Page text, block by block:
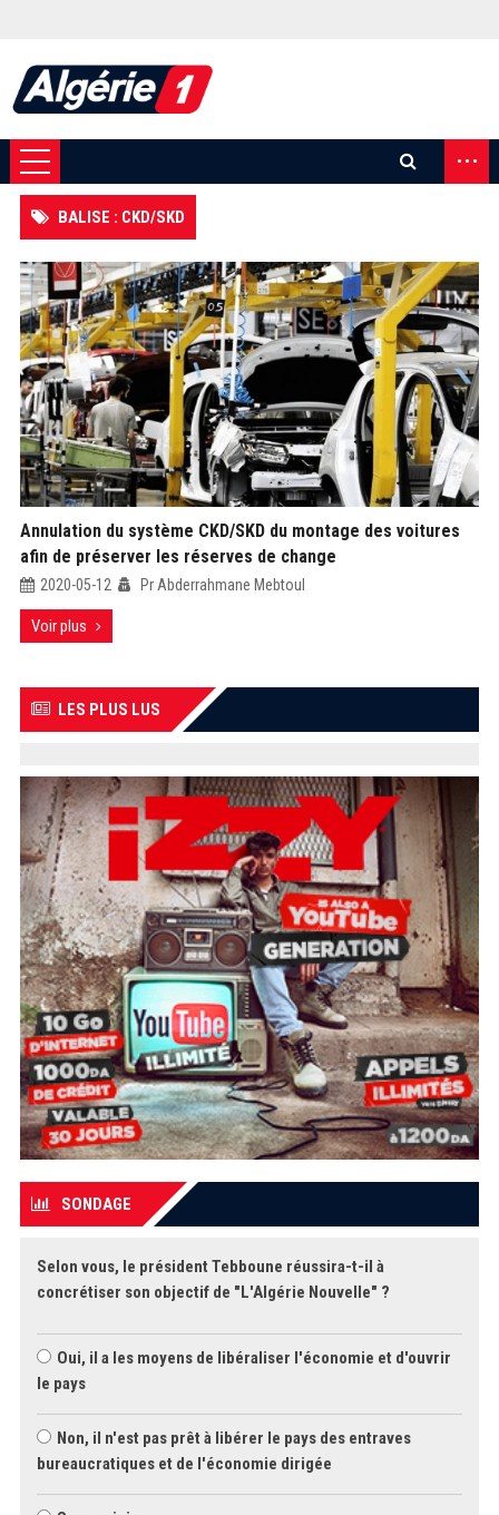
...
BALISE : CKD/SKD
Annulation du système CKD/SKD du montage des voitures
afin de préserver les réserves de change
2020-05-12 Pr Abderrahmane Mebtoul
Voir plus
LES PLUS LUS
SONDAGE
Selon vous, le président Tebboune réussira-t-il à
concrétiser son objectif de "L'Algérie Nouvelle" ?
Oui, il a les moyens de libéraliser l'économie et d'ouvrir
le pays
Non, il n'est pas prêt à libérer le pays des entraves
bureaucratiques et de l'économie dirigée